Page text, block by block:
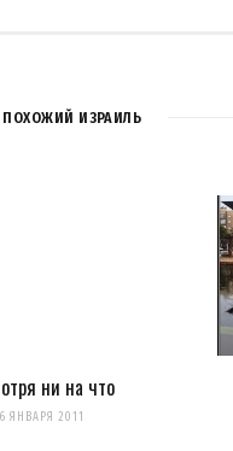
последующих моих комментариев.
ПОХОЖИЙ ИЗРАИЛЬ
ни на что
ЯНВАРЯ 2011